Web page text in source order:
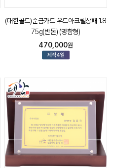
(대한골드)순금카드 우드아크릴상패 1.8
75g(반돈) (명함형)
470,000원